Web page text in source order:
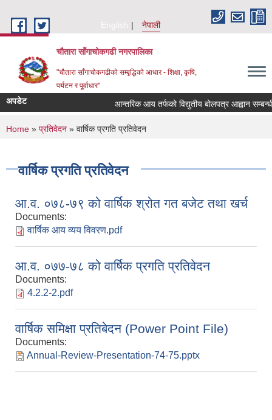
English
नेपाली
चौतारा साँगाचोकगढी नगरपालिका
"चौतारा साँगाचोकगढीको सम्बृद्धिको आधार - शिक्षा, कृषि,
पर्यटन र पूर्वाधार"
अपडेट आन्तरिक आय तर्फको विद्युतीय बोलपत्र आह्वान सम्बन्धी
You are here
Home » प्रतिवेदन » वार्षिक प्रगति प्रतिवेदन
वार्षिक प्रगति प्रतिवेदन
आ.व. ०७८-७९ को वार्षिक श्रोत गत बजेट तथा खर्च
Documents:
वार्षिक आय व्यय विवरण.pdf
आ.व. ०७७-७८ को वार्षिक प्रगति प्रतिवेदन
Documents:
4.2.2-2.pdf
वार्षिक समिक्षा प्रतिबेदन (Power Point File)
Documents:
Annual-Review-Presentation-74-75.pptx